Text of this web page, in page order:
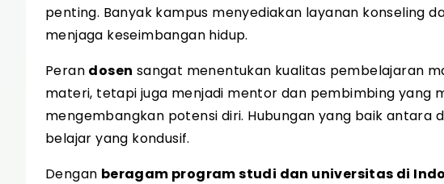
penting. Banyak kampus menyediakan layanan konseling
menjaga keseimbangan hidup.
Peran dosen sangat menentukan kualitas pembelajaran
materi, tetapi juga menjadi mentor dan pembimbing yang
mengembangkan potensi diri. Hubungan yang baik antara
belajar yang kondusif.
Dengan beragam program studi dan universitas di